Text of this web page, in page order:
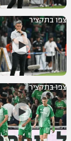
צפו בתקציר
צפו בתקציר